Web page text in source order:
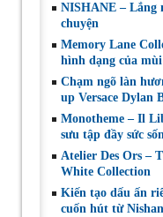
vượt thời gian
NISHANE – Lắng
chuyện
Memory Lane
hình dạng của
Chạm ngõ làn
up Versace Dylan
Monotheme – Il
sưu tập đầy sức
Atelier Des Ors –
White Collection
Kiến tạo dấu ấn
cuốn hút từ